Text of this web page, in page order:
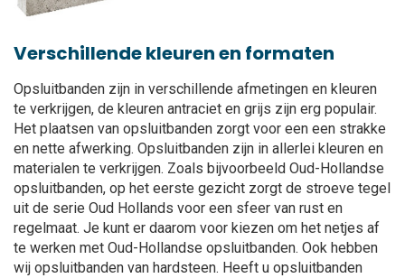
Verschillende kleuren en formaten
Opsluitbanden zijn in verschillende afmetingen en kleuren
te verkrijgen, de kleuren antraciet en grijs zijn erg populair.
Het plaatsen van opsluitbanden zorgt voor een een strakke
en nette afwerking. Opsluitbanden zijn in allerlei kleuren en
materialen te verkrijgen. Zoals bijvoorbeeld Oud-Hollandse
opsluitbanden, op het eerste gezicht zorgt de stroeve tegel
uit de serie Oud Hollands voor een sfeer van rust en
regelmaat. Je kunt er daarom voor kiezen om het netjes af
te werken met Oud-Hollandse opsluitbanden. Ook hebben
wij opsluitbanden van hardsteen. Heeft u opsluitbanden